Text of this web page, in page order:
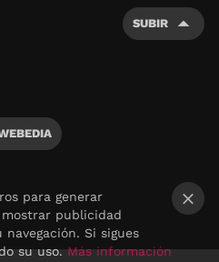
SUBIR
para generar
publicidad
Si sigues
su uso.Más información